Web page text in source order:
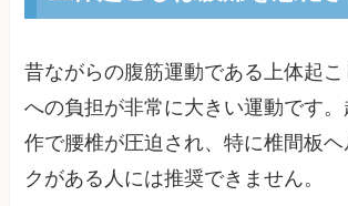
昔ながらの腹筋運動である上体起
への負担が非常に大きい運動です
作で腰椎が圧迫され、特に椎間板
クがある人には推奨できません。